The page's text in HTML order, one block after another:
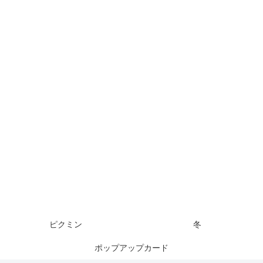
ピクミン 冬
ポップアップカード